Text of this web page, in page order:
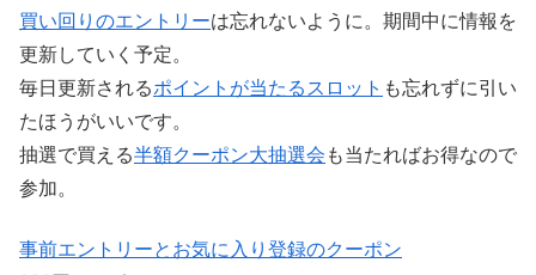
買い回りのエントリーは忘れないように。期間中に情報を
更新していく予定。
毎日更新されるポイントが当たるスロット も忘れずに引い
たほうがいいです。
抽選で買える半額クーポン大抽選会 も当たればお得なので
参加。
事前エントリーとお気に入り登録のクーポン